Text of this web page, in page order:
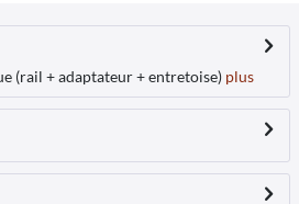
(rail + adaptateur + entretoise) plus